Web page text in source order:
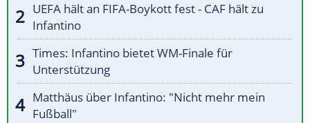
UEFA hält an FIFA-Boykott fest - CAF hält zu
Infantino
Times: Infantino bietet WM-Finale für
Unterstützung
Matthäus über Infantino: "Nicht mehr mein
Fußball"